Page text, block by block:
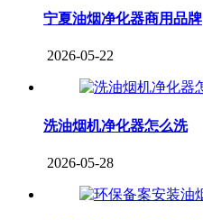
宁夏油烟净化器商用品牌
2026-05-22
洗油烟机净化器怎么洗
2026-05-28